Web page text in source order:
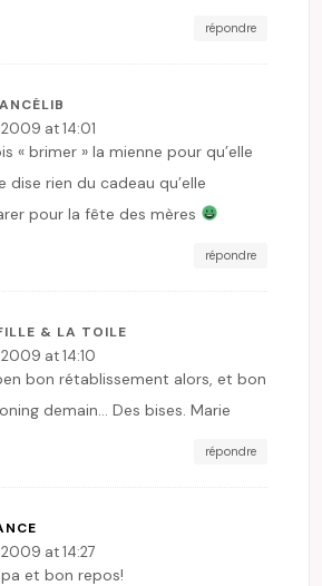
répondre
at 14:01
« brimer » la mienne pour qu’elle
dise rien du cadeau qu’elle
pour la fête des mères
répondre
& LA TOILE
at 14:10
bon rétablissement alors, et bon
demain… Des bises. Marie
répondre
at 14:27
et bon repos!